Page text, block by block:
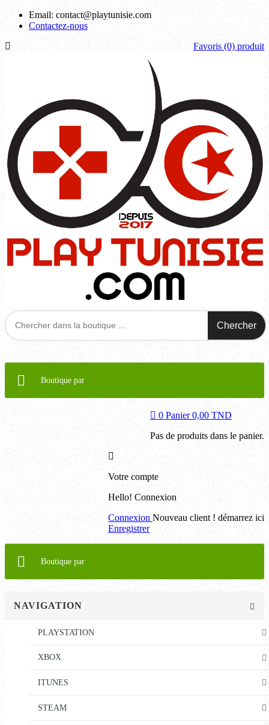
Email: contact@playtunisie.com
Contactez-nous
Favoris (0) produit
Chercher
Boutique par
0 Panier 0,00 TND
Pas de produits dans le panier.
Votre compte
Hello! Connexion
Connexion Nouveau client ! démarrez ici
Enregistrer
Boutique par
NAVIGATION
PLAYSTATION
XBOX
ITUNES
STEAM